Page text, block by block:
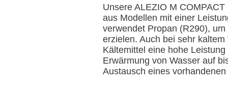
Unsere ALEZIO M
aus Modellen mit einer
verwendet Propan (R290),
erzielen. Auch bei sehr
Kältemittel eine hohe
Erwärmung von Wasser auf
Austausch eines